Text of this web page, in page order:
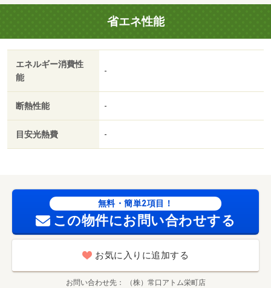
／平坦地／３駅以上利用可／駅徒歩１０分以内／敷地内ご
み置き場／平面駐車場／高速ネット対応／ＩＴ重説 対応
物件／初期費用カード決済可／全室照明付／通風良好／ス
ーパーアークス光星店（スーパー）まで４９６ｍ／ローソ
ン札幌北１７東三丁目店（コンビニ）まで２４８ｍ／サン
ドラッグ北二十条店（ドラッグストア）まで９３４ｍ／私
育園（幼稚園・保育園）まで５３１ｍ／吉田学園動物看護
専門学校（その他）まで２１８ｍ／札幌市営地下鉄南北
線 北１２条駅徒歩１４分/賃貸戸数:4戸
省エネ性能
エネルギー消費性
能
-
断熱性能 -
目安光熱費 -
無料・簡単2項目！
この物件にお問い合わせする
お気に入りに追加する
お問い合わせ先 （株）常口アトム栄町店